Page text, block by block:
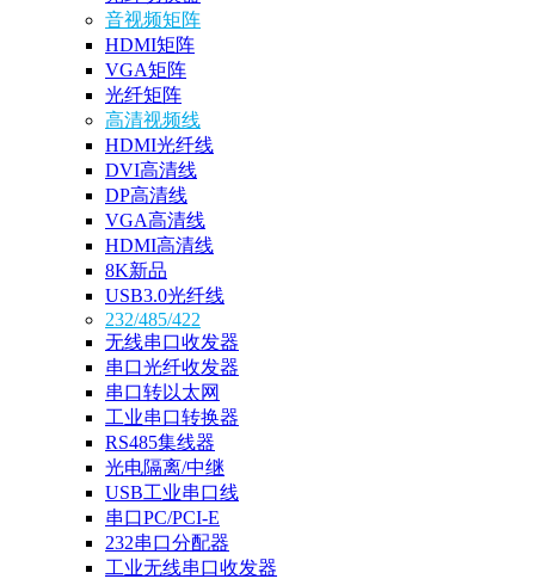
音视频矩阵
HDMI矩阵
VGA矩阵
光纤矩阵
高清视频线
HDMI光纤线
DVI高清线
DP高清线
VGA高清线
HDMI高清线
8K新品
USB3.0光纤线
232/485/422
无线串口收发器
串口光纤收发器
串口转以太网
工业串口转换器
RS485集线器
光电隔离/中继
USB工业串口线
串口PC/PCI-E
232串口分配器
工业无线串口收发器